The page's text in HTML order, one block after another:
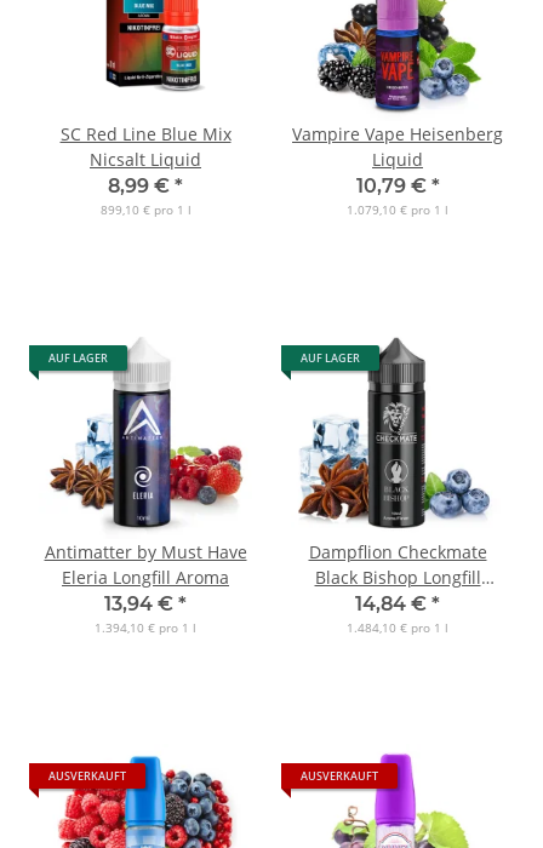
SC Red Line Blue Mix
Nicsalt Liquid
8,99 € *
899,10 € pro 1 l
Vampire Vape Heisenberg
Liquid
10,79 € *
1.079,10 € pro 1 l
AUF LAGER
Antimatter by Must Have
Eleria Longfill Aroma
13,94 € *
1.394,10 € pro 1 l
AUF LAGER
Dampflion Checkmate
Black Bishop Longfill
Aroma
14,84 € *
1.484,10 € pro 1 l
AUSVERKAUFT AUSVERKAUFT